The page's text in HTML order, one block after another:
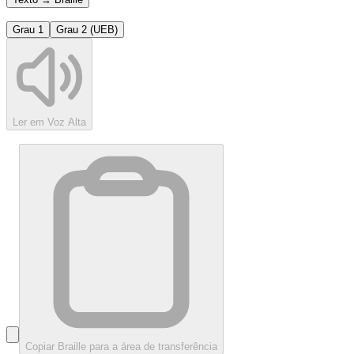
Grau 1 Grau 2 (UEB)
Ler em Voz Alta
Copiar Braille para a área de transferência